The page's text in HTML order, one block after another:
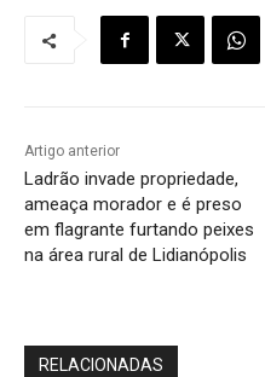
Artigo anterior
Ladrão invade propriedade,
ameaça morador e é preso
em flagrante furtando peixes
na área rural de Lidianópolis
RELACIONADAS